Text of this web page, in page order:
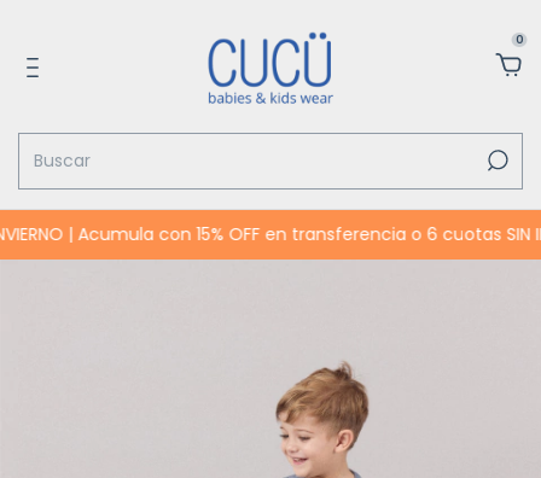
0
| Acumula con 15% OFF en transferencia o 6 cuotas SIN